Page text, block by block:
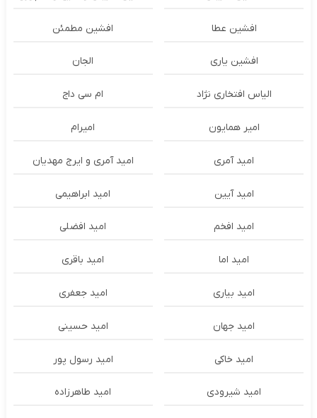
افشین عطا افشین مطمئن
افشین یاری الجان
الیاس افتخاری نژاد ام سی داج
امير همايون اميرام
امید آمری امید آمری و ایرج مهدیان
امید آیین امید ابراهیمی
امید افخم امید افضلی
امید اما امید باقری
امید بیاری امید جعفری
امید جهان امید حسینی
امید خاکی امید رسول پور
امید شیرودی امید طاهرزاده